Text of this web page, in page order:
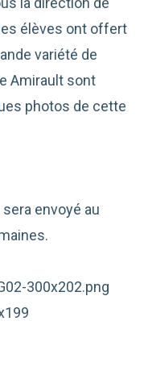
élèves ont offert
variété de
Amirault sont
photos de cette
envoyé au